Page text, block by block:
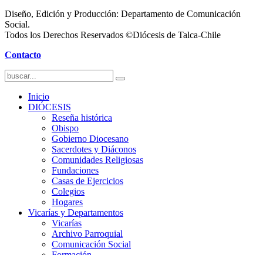
Diseño, Edición y Producción: Departamento de Comunicación
Social.
Todos los Derechos Reservados ©Diócesis de Talca-Chile
Contacto
Inicio
DIÓCESIS
Reseña histórica
Obispo
Gobierno Diocesano
Sacerdotes y Diáconos
Comunidades Religiosas
Fundaciones
Casas de Ejercicios
Colegios
Hogares
Vicarías y Departamentos
Vicarías
Archivo Parroquial
Comunicación Social